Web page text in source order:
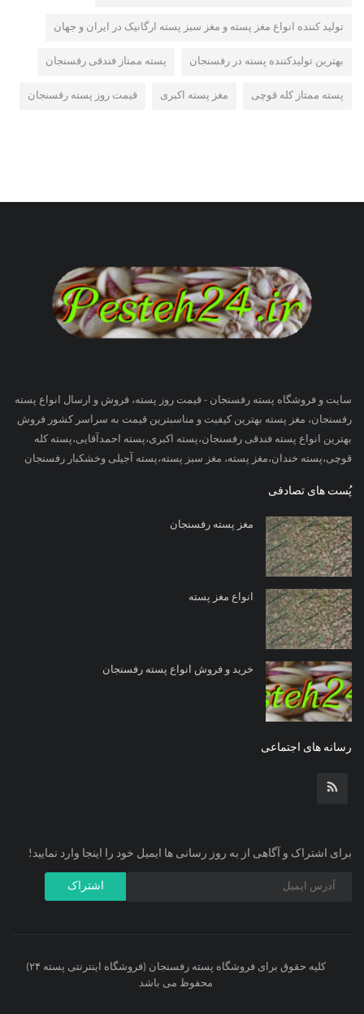
تولید کننده انواع مغز پسته و مغز سبز پسته ارگانیک در ایران و جهان
بهترین تولیدکننده پسته در رفسنجان پسته ممتاز فندقی رفسنجان
پسته ممتاز کله قوچی مغز پسته اکبری قیمت روز پسته رفسنجان
سایت و فروشگاه پسته رفسنجان - قیمت روز پسته، فروش و ارسال انواع پسته
رفسنجان، مغز پسته بهترین کیفیت و مناسبترین قیمت به سراسر کشور فروش
بهترین انواع پسته فندقی رفسنجان،پسته اکبری،پسته احمدآقایی،پسته کله
قوچی،پسته خندان،مغز پسته، مغز سبز پسته،پسته آجیلی وخشکبار رفسنجان
پُست های تصادفی
مغز پسته رفسنجان
انواع مغز پسته
خرید و فروش انواع پسته رفسنجان
رسانه های اجتماعی
برای اشتراک و آگاهی از به روز رسانی ها ایمیل خود را اینجا وارد نمایید!
اشتراک
کلیه حقوق برای فروشگاه پسته رفسنجان (فروشگاه اینترنتی پسته ۲۴)
محفوظ می باشد